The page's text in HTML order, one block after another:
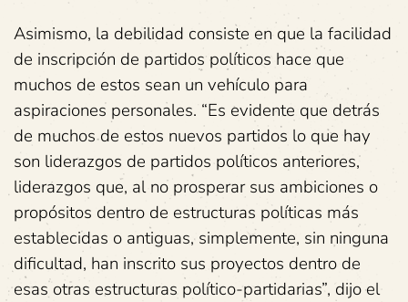
Asimismo, la debilidad consiste en que la facilidad
de inscripción de partidos políticos hace que
muchos de estos sean un vehículo para
aspiraciones personales. “Es evidente que detrás
de muchos de estos nuevos partidos lo que hay
son liderazgos de partidos políticos anteriores,
liderazgos que, al no prosperar sus ambiciones o
propósitos dentro de estructuras políticas más
establecidas o antiguas, simplemente, sin ninguna
dificultad, han inscrito sus proyectos dentro de
esas otras estructuras político-partidarias”, dijo el